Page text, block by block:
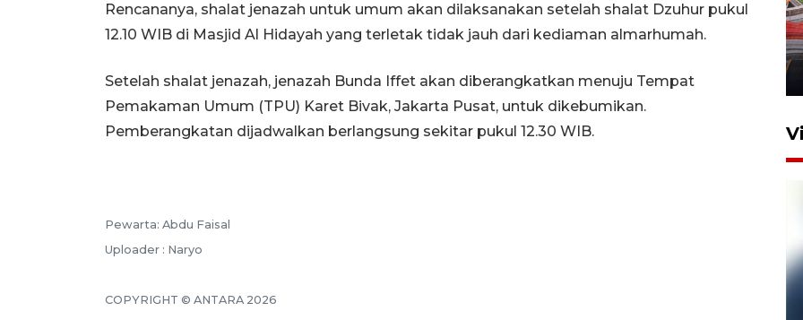
Rencananya, shalat jenazah untuk umum akan dilaksanakan setelah shalat Dzuhur pukul
12.10 WIB di Masjid Al Hidayah yang terletak tidak jauh dari kediaman almarhumah.
Setelah shalat jenazah, jenazah Bunda Iffet akan diberangkatkan menuju Tempat
Pemakaman Umum (TPU) Karet Bivak, Jakarta Pusat, untuk dikebumikan.
Pemberangkatan dijadwalkan berlangsung sekitar pukul 12.30 WIB.
Pewarta: Abdu Faisal
Uploader : Naryo
COPYRIGHT © ANTARA 2026
Komisi V DPR tinjau
perlintasan sebidang di
12 Juni 2026 18:49